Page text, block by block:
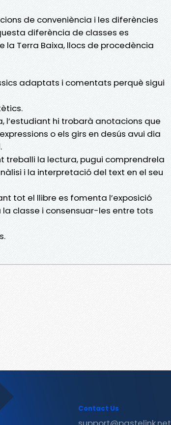
de conveniència i les diferències
diferència de classes es
la Terra Baixa, llocs de procedència
adaptats i comentats perquè sigui
l’estudiant hi trobarà anotacions que
o els girs en desús avui dia
treballi la lectura, pugui comprendrela
i la interpretació del text en el seu
tot el llibre es fomenta l’exposició
classe i consensuar-les entre tots
Contact Us